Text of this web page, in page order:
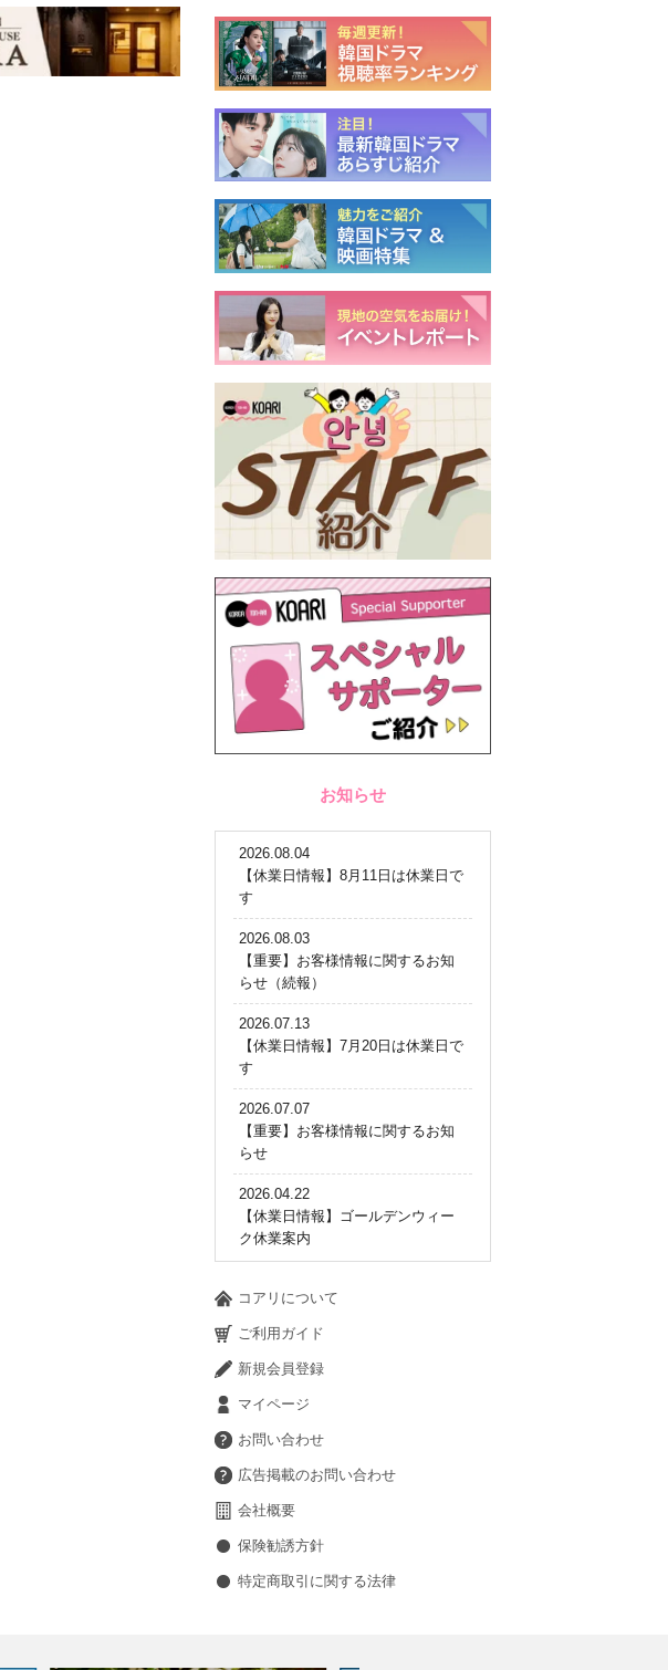
お知らせ
2026.08.04
【休業日情報】8月11日は休業日で
す
2026.08.03
【重要】お客様情報に関するお知
らせ（続報）
2026.07.13
【休業日情報】7月20日は休業日で
す
2026.07.07
【重要】お客様情報に関するお知
らせ
2026.04.22
【休業日情報】ゴールデンウィー
ク休業案内
コアリについて
ご利用ガイド
新規会員登録
マイページ
お問い合わせ
広告掲載のお問い合わせ
会社概要
保険勧誘方針
特定商取引に関する法律